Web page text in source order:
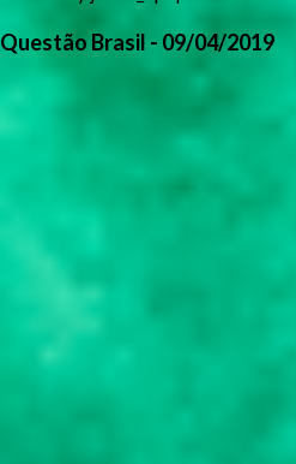
Questão Brasil - 09/04/2019